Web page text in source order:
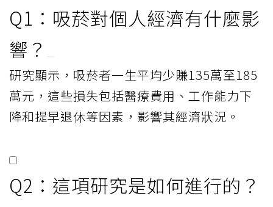
Q1：吸菸對個人經濟有什麼影
響？
研究顯示，吸菸者一生平均少賺135萬至185
萬元，這些損失包括醫療費用、工作能力下
降和提早退休等因素，影響其經濟狀況。
Q2：這項研究是如何進行的？